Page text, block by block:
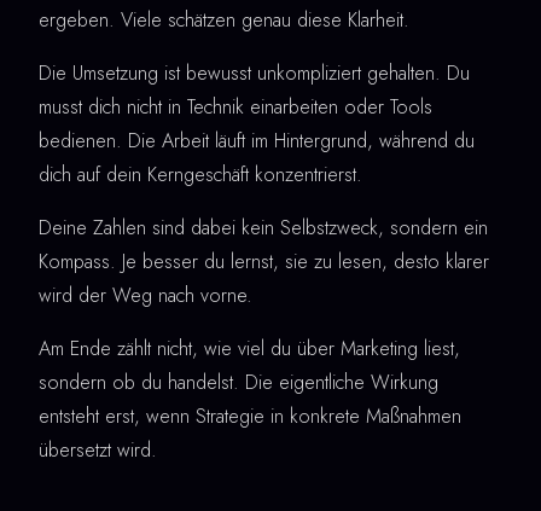
ergeben. Viele schätzen genau diese Klarheit.
Die Umsetzung ist bewusst unkompliziert gehalten. Du
musst dich nicht in Technik einarbeiten oder Tools
bedienen. Die Arbeit läuft im Hintergrund, während du
dich auf dein Kerngeschäft konzentrierst.
Deine Zahlen sind dabei kein Selbstzweck, sondern ein
Kompass. Je besser du lernst, sie zu lesen, desto klarer
wird der Weg nach vorne.
Am Ende zählt nicht, wie viel du über Marketing liest,
sondern ob du handelst. Die eigentliche Wirkung
entsteht erst, wenn Strategie in konkrete Maßnahmen
übersetzt wird.